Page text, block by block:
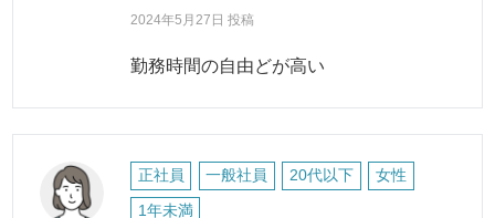
2024年5月27日 投稿
勤務時間の自由どが高い
正社員 一般社員 20代以下 女性
1年未満